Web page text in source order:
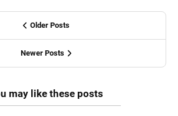
Older Posts
Newer Posts
may like these posts